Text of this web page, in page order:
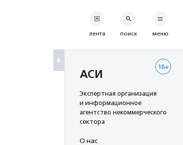
лента поиск меню
18+
АСИ
Экспертная организация
и информационное
агентство некоммерческого
сектора
О нас